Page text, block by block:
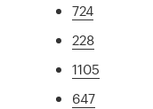
724
228
1105
647